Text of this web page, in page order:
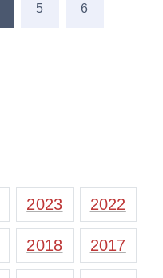
5 6
2023 2022
2018 2017